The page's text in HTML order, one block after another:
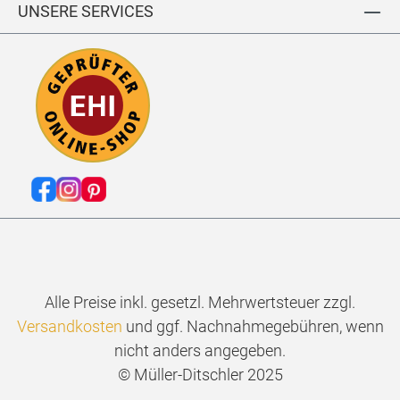
UNSERE SERVICES
Alle Preise inkl. gesetzl. Mehrwertsteuer zzgl.
Versandkosten und ggf. Nachnahmegebühren, wenn
nicht anders angegeben.
© Müller-Ditschler 2025